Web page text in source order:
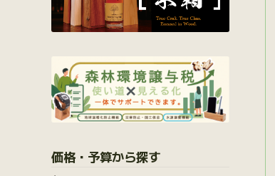
価格・予算から探す